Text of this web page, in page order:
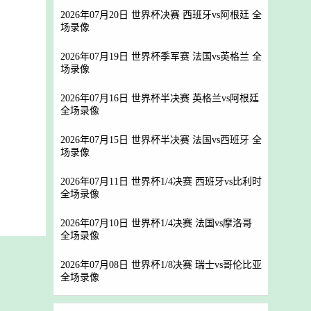
2026年07月20日 世界杯决赛 西班牙vs阿根廷 全
场录像
2026年07月19日 世界杯季军赛 法国vs英格兰 全
场录像
2026年07月16日 世界杯半决赛 英格兰vs阿根廷
全场录像
2026年07月15日 世界杯半决赛 法国vs西班牙 全
场录像
2026年07月11日 世界杯1/4决赛 西班牙vs比利时
全场录像
2026年07月10日 世界杯1/4决赛 法国vs摩洛哥
全场录像
2026年07月08日 世界杯1/8决赛 瑞士vs哥伦比亚
全场录像